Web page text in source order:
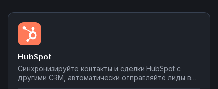
HubSpot
Синхронизируйте контакты и сделки HubSpot с
другими CRM, автоматически отправляйте лиды в